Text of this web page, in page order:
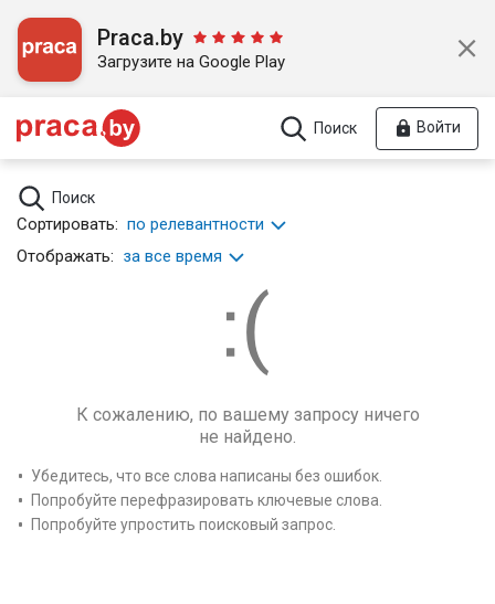
Praca.by
Загрузите на Google Play
Поиск Войти
Поиск
Сортировать: по релевантности
Отображать: за все время
К сожалению, по вашему запросу ничего
не найдено.
Убедитесь, что все слова написаны без ошибок.
Попробуйте перефразировать ключевые слова.
Попробуйте упростить поисковый запрос.